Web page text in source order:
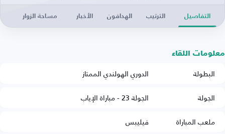
التفاصيل الترتيب الهدافون الأخبار مساحة الزوار
معلومات اللقاء
البطولة
الدوري الهولندي الممتاز
الجولة
الجولة 23 - مباراة الإياب
ملعب المباراة
فيليبس